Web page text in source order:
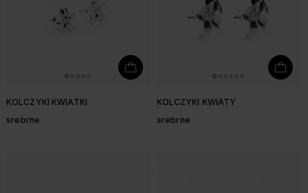
KOLCZYKI KWIATKI
srebrne
KOLCZYKI KWIATY
srebrne